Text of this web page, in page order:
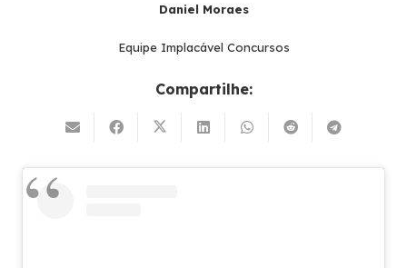
Daniel Moraes
Equipe Implacável Concursos
Compartilhe: